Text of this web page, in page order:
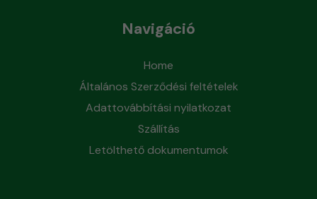
Navigáció
Home
Általános Szerződési feltételek
Adattovábbítási nyilatkozat
Szállítás
Letölthető dokumentumok